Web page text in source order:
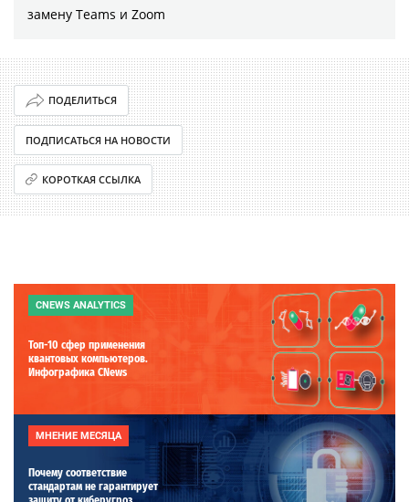
замену Teams и Zoom
ПОДЕЛИТЬСЯ
ПОДПИСАТЬСЯ НА НОВОСТИ
КОРОТКАЯ ССЫЛКА
CNEWS ANALYTICS
Топ-10 сфер применения
квантовых компьютеров.
Инфографика CNews
МНЕНИЕ МЕСЯЦА
Почему соответствие
стандартам не гарантирует